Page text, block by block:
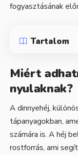
fogyasztásának
Tartalom
Miért
nyulaknak?
A dinnyehéj,
tápanyagokban,
számára is. A héj
rostforrás, ami